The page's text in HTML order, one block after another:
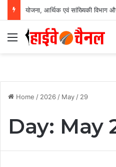
Menu
Home / 2026 / May / 29
Day: May